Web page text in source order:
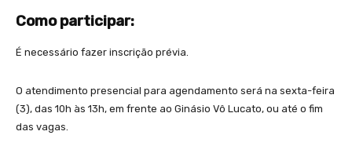
Como participar:
É necessário fazer inscrição prévia.
O atendimento presencial para agendamento será na sexta-feira
(3), das 10h às 13h, em frente ao Ginásio Vô Lucato, ou até o fim
das vagas.